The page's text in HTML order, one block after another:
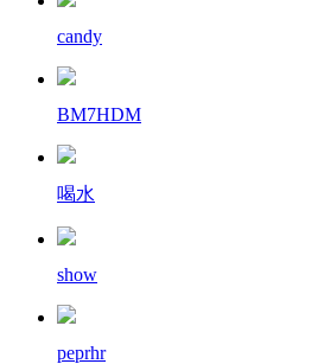
candy
BM7HDM
喝水
show
peprhr